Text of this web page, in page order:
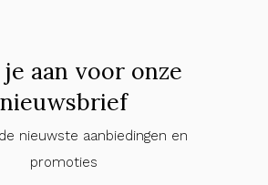
aan voor onze
nieuwsbrief
nieuwste aanbiedingen en
promoties